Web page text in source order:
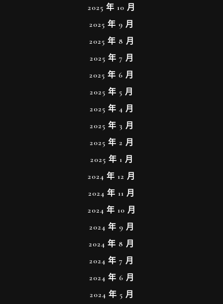
2025 年 10 月
2025 年 9 月
2025 年 8 月
2025 年 7 月
2025 年 6 月
2025 年 5 月
2025 年 4 月
2025 年 3 月
2025 年 2 月
2025 年 1 月
2024 年 12 月
2024 年 11 月
2024 年 10 月
2024 年 9 月
2024 年 8 月
2024 年 7 月
2024 年 6 月
2024 年 5 月